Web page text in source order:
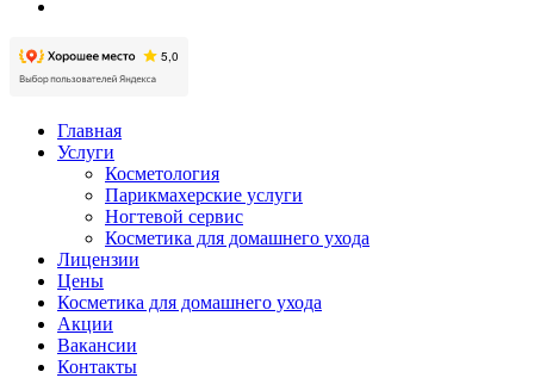
Главная
Услуги
Косметология
Парикмахерские услуги
Ногтевой сервис
Косметика для домашнего ухода
Лицензии
Цены
Косметика для домашнего ухода
Акции
Вакансии
Контакты